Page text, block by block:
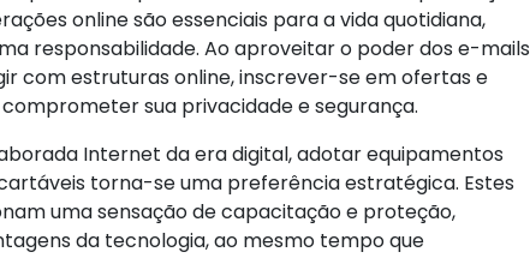
online são essenciais para a vida quotidiana,
responsabilidade. Ao aproveitar o poder dos e-mails
com estruturas online, inscrever-se em ofertas e
sua privacidade e segurança.
Internet da era digital, adotar equipamentos
torna-se uma preferência estratégica. Estes
uma sensação de capacitação e proteção,
da tecnologia, ao mesmo tempo que